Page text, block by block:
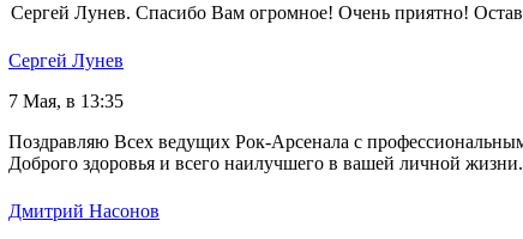
Сергей Лунев. Спасибо Вам огромное! Очень приятно!
Сергей Лунев
7 Мая, в 13:35
Поздравляю Всех ведущих Рок-Арсенала с
Доброго здоровья и всего наилучшего в вашей личной
Дмитрий Насонов